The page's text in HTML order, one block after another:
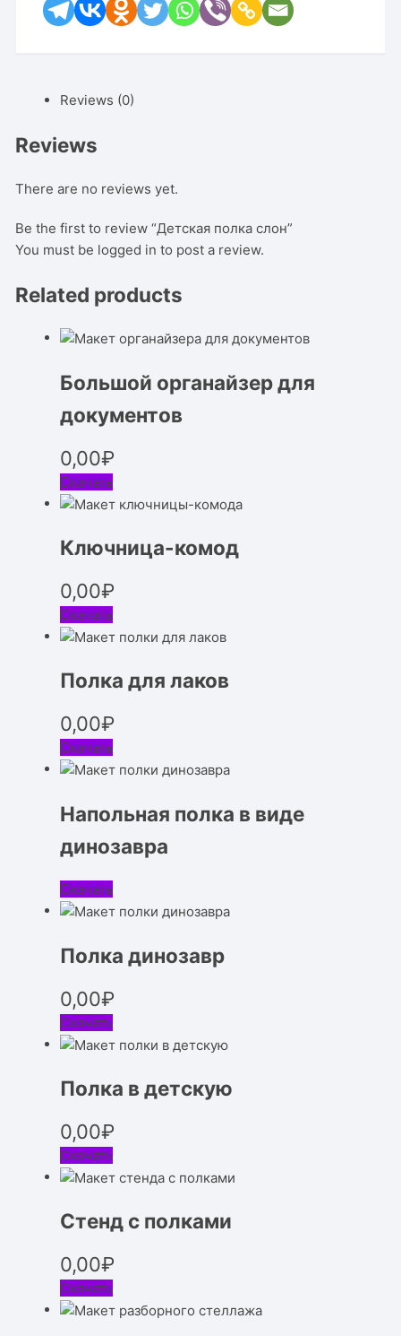
Reviews (0)
Reviews
There are no reviews yet.
Be the first to review “Детская полка слон”
You must be logged in to post a review.
Related products
Большой органайзер для
документов
0,00₽
Скачать
Ключница-комод
0,00₽
Скачать
Полка для лаков
0,00₽
Скачать
Напольная полка в виде
динозавра
Скачать
Полка динозавр
0,00₽
Скачать
Полка в детскую
0,00₽
Скачать
Стенд с полками
0,00₽
Скачать